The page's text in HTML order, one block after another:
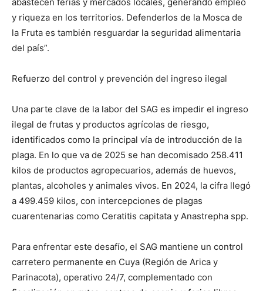
abastecen ferias y mercados locales, generando empleo
y riqueza en los territorios. Defenderlos de la Mosca de
la Fruta es también resguardar la seguridad alimentaria
del país”.
Refuerzo del control y prevención del ingreso ilegal
Una parte clave de la labor del SAG es impedir el ingreso
ilegal de frutas y productos agrícolas de riesgo,
identificados como la principal vía de introducción de la
plaga. En lo que va de 2025 se han decomisado 258.411
kilos de productos agropecuarios, además de huevos,
plantas, alcoholes y animales vivos. En 2024, la cifra llegó
a 499.459 kilos, con intercepciones de plagas
cuarentenarias como Ceratitis capitata y Anastrepha spp.
Para enfrentar este desafío, el SAG mantiene un control
carretero permanente en Cuya (Región de Arica y
Parinacota), operativo 24/7, complementado con